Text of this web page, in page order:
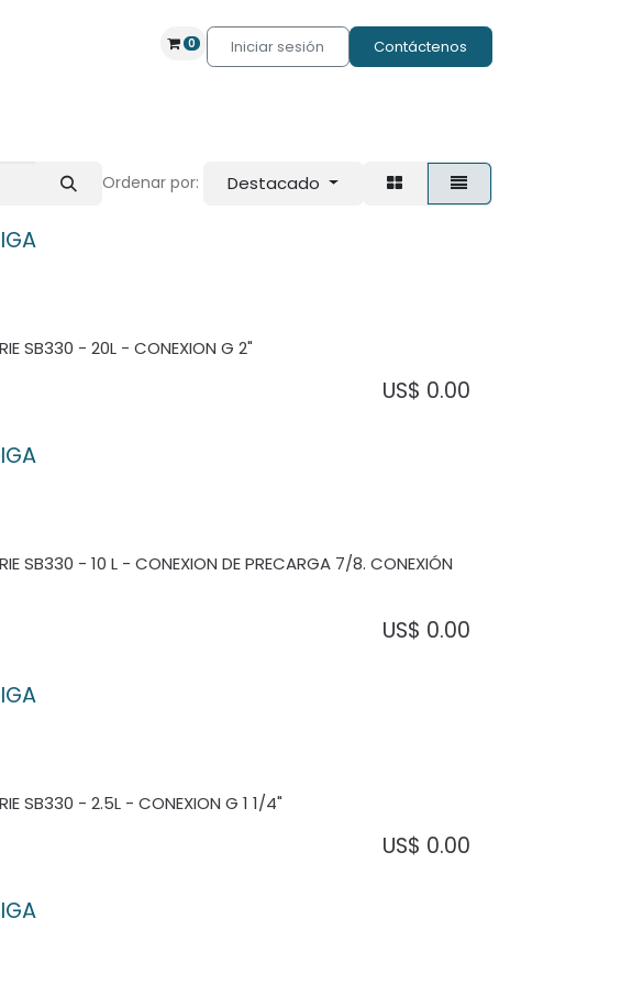
0 Iniciar sesión Contáctenos
Ordenar por: Destacado
SB330 - 20L - CONEXION G 2"
US$ 0.00
SB330 - 10 L - CONEXION DE PRECARGA 7/8. CONEXIÓN
US$ 0.00
SB330 - 2.5L - CONEXION G 1 1/4"
US$ 0.00